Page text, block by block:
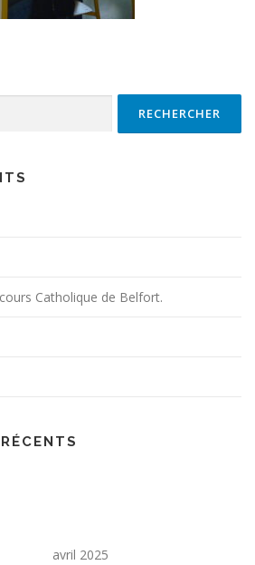
Catholique de Belfort.
avril 2025